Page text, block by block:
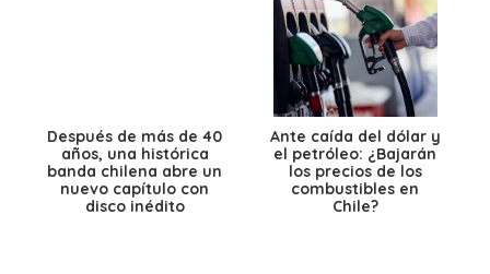
Después de más de 40
años, una histórica
banda chilena abre un
nuevo capítulo con
disco inédito
Ante caída del dólar y
el petróleo: ¿Bajarán
los precios de los
combustibles en
Chile?